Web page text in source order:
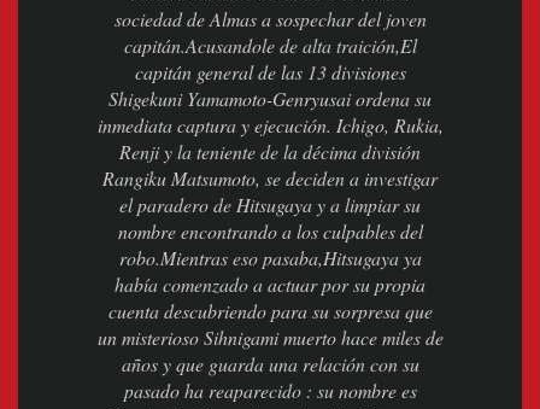
sociedad de Almas a sospechar del joven
capitán.Acusandole de alta traición,El
capitán general de las 13 divisiones
Shigekuni Yamamoto-Genryusai ordena su
inmediata captura y ejecución. Ichigo, Rukia,
Renji y la teniente de la décima división
Rangiku Matsumoto, se deciden a investigar
el paradero de Hitsugaya y a limpiar su
nombre encontrando a los culpables del
robo.Mientras eso pasaba,Hitsugaya ya
había comenzado a actuar por su propia
cuenta descubriendo para su sorpresa que
un misterioso Sihnigami muerto hace miles de
años y que guarda una relación con su
pasado ha reaparecido : su nombre es